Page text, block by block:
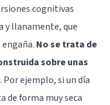
cognitivas
y llanamente, que
No se trata de
sobre unas
. Por ejemplo, si un día
de forma muy seca